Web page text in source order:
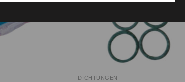
DICHTUNGEN